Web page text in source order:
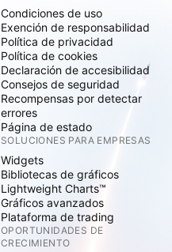
Condiciones de uso
Exención de responsabilidad
Política de privacidad
Política de cookies
Declaración de accesibilidad
Consejos de seguridad
Recompensas por detectar
errores
Página de estado
SOLUCIONES PARA EMPRESAS
Widgets
Bibliotecas de gráficos
Lightweight Charts™
Gráficos avanzados
Plataforma de trading
OPORTUNIDADES DE
CRECIMIENTO